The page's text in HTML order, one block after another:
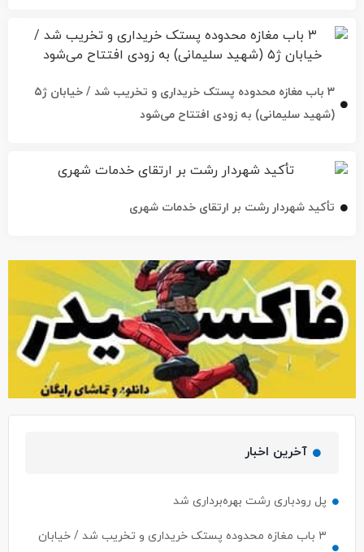
تأکید شهردار رشت بر ارتقای خدمات شهری
آخرین اخبار
۳ باب مغازه محدوده پستک خریداری و تخریب شد / خیابان